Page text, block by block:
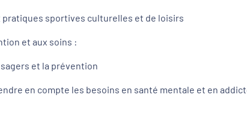
pratiques sportives culturelles et de loisirs
et aux soins :
et la prévention
en compte les besoins en santé mentale et en